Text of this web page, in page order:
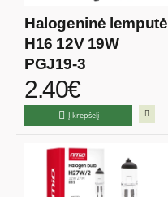
Halogeninė lemputė
H16 12V 19W
PGJ19-3
2.40€
Į krepšelį